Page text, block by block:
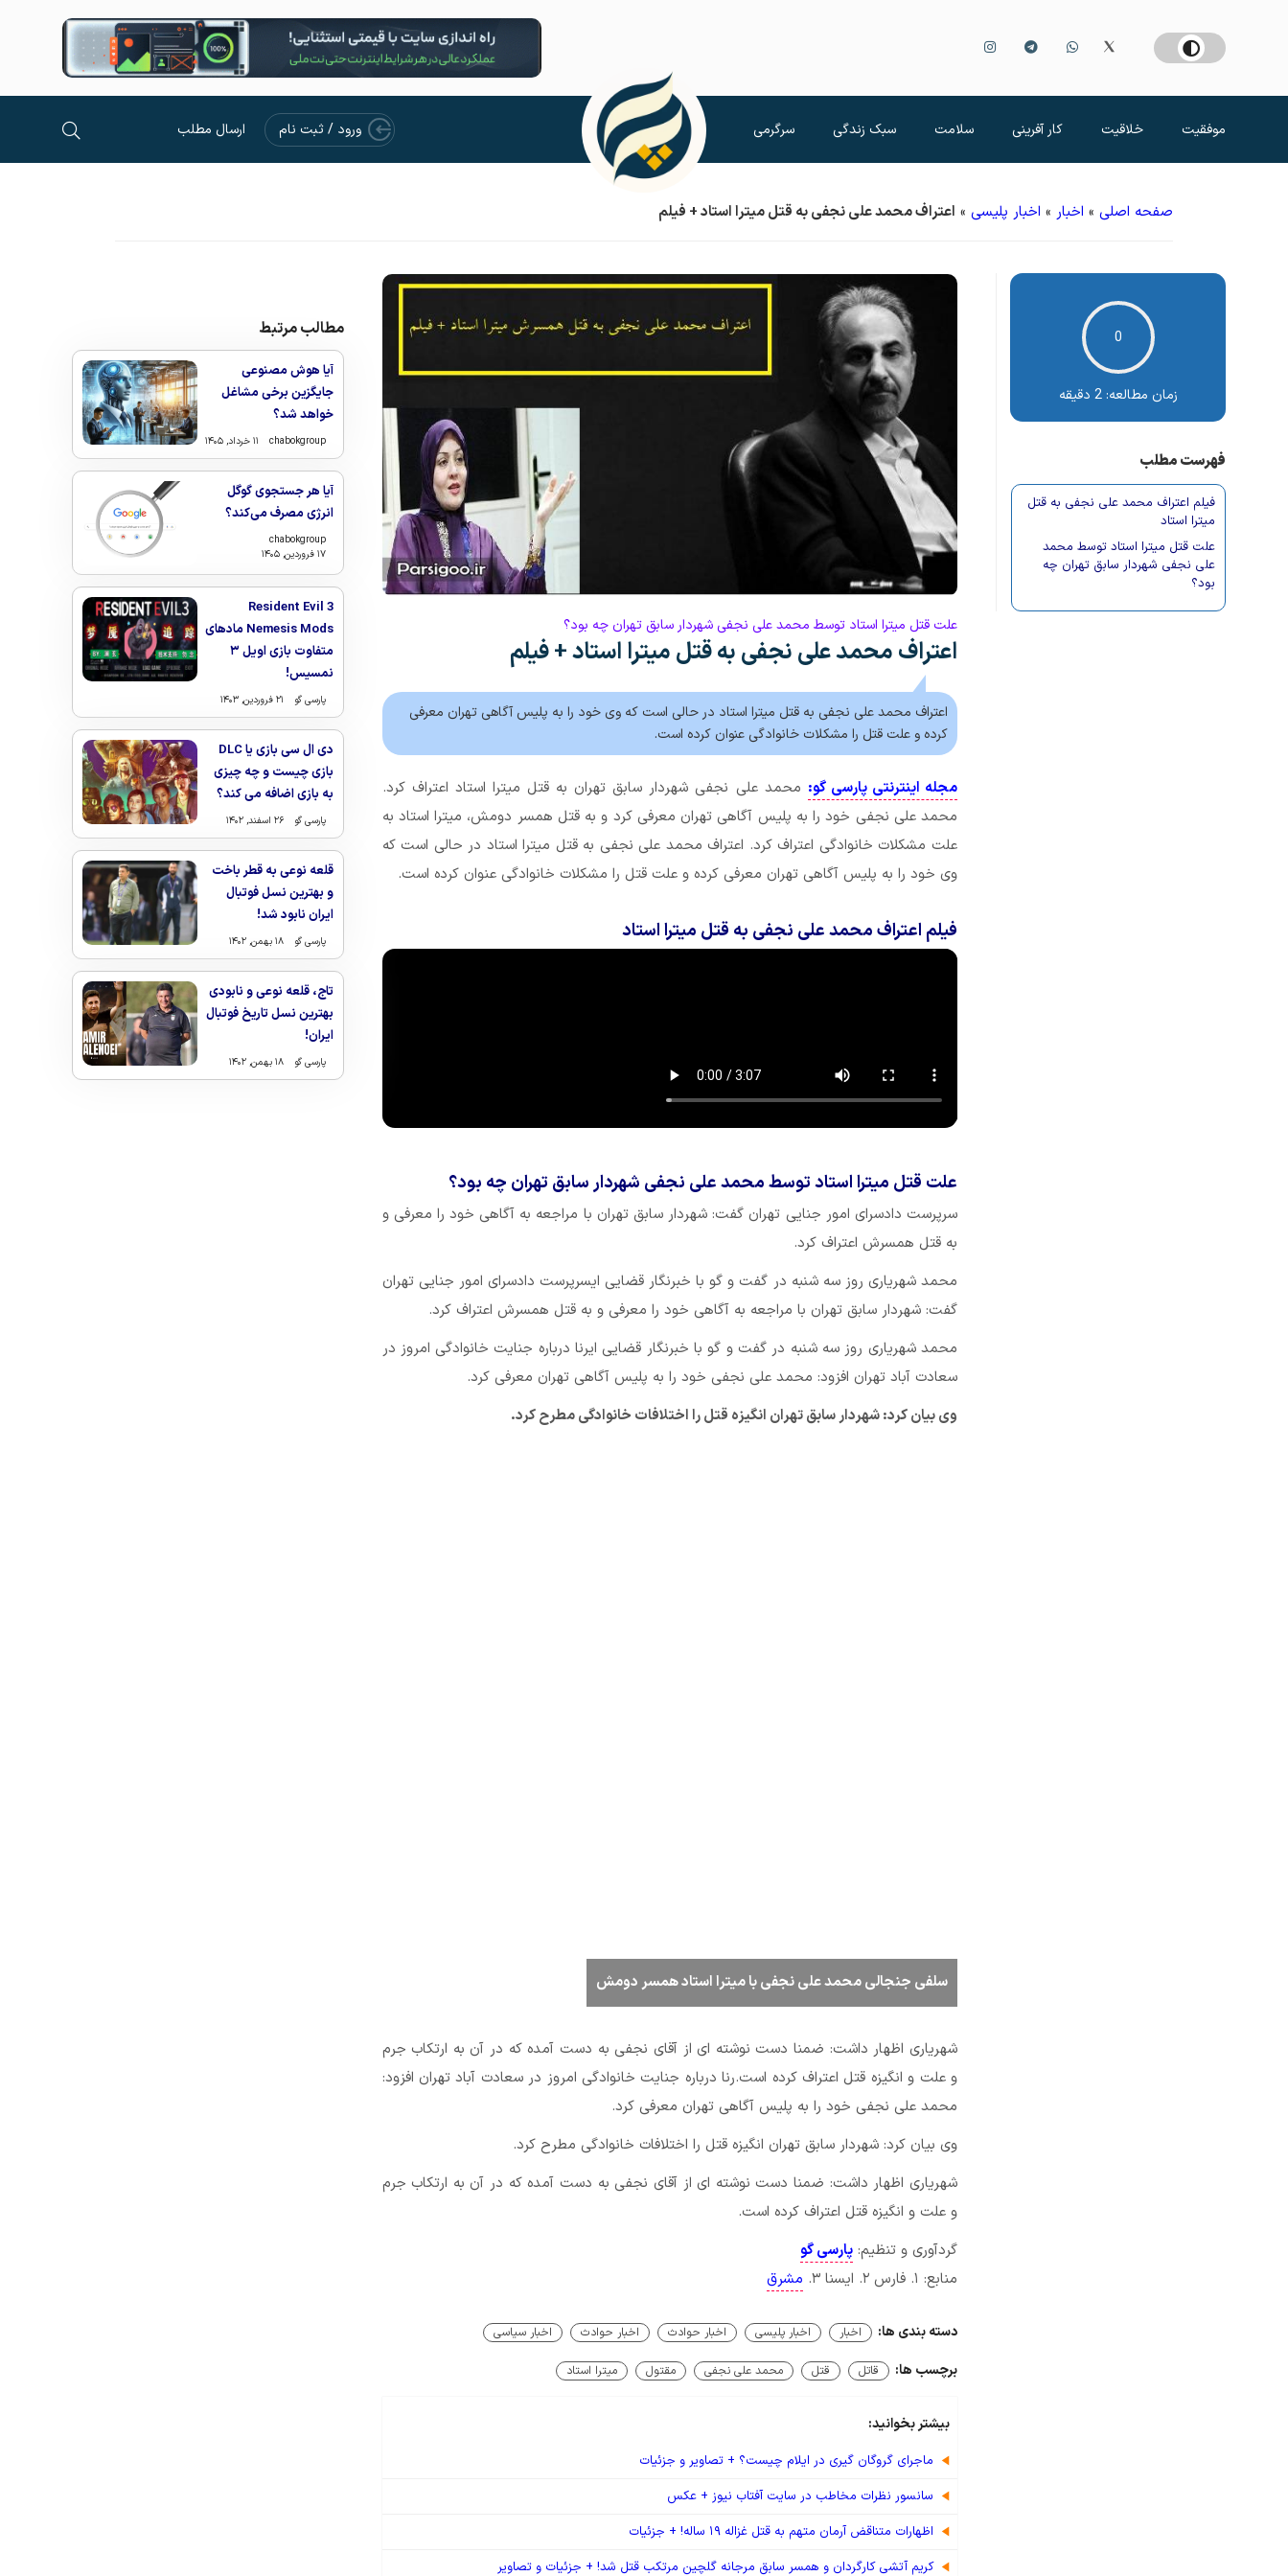
موفقیت خلاقیت کار آفرینی سلامت سبک زندگی سرگرمی ورود / ثبت نام ارسال مطلب
صفحه اصلی » اخبار » اخبار پلیسی » اعتراف محمد علی نجفی به قتل میترا استاد + فیلم
علت قتل میترا استاد توسط محمد علی نجفی شهردار سابق تهران چه بود؟
اعتراف محمد علی نجفی به قتل میترا استاد + فیلم
اعتراف محمد علی نجفی به قتل میترا استاد در حالی است که وی خود را به پلیس آگاهی تهران معرفی
کرده و علت قتل را مشکلات خانوادگی عنوان کرده است.
مجله اینترنتی پارسی گو: محمد علی نجفی شهردار سابق تهران به قتل میترا استاد اعتراف کرد.
محمد علی نجفی خود را به پلیس آگاهی تهران معرفی کرد و به قتل همسر دومش، میترا استاد به
علت مشکلات خانوادگی اعتراف کرد. اعتراف محمد علی نجفی به قتل میترا استاد در حالی است که
وی خود را به پلیس آگاهی تهران معرفی کرده و علت قتل را مشکلات خانوادگی عنوان کرده است.
فیلم اعتراف محمد علی نجفی به قتل میترا استاد
علت قتل میترا استاد توسط محمد علی نجفی شهردار سابق تهران چه بود؟
سرپرست دادسرای امور جنایی تهران گفت: شهردار سابق تهران با مراجعه به آگاهی خود را معرفی و
به قتل همسرش اعتراف کرد.
محمد شهریاری روز سه شنبه در گفت و گو با خبرنگار قضایی ایسرپرست دادسرای امور جنایی تهران
گفت: شهردار سابق تهران با مراجعه به آگاهی خود را معرفی و به قتل همسرش اعتراف کرد.
محمد شهریاری روز سه شنبه در گفت و گو با خبرنگار قضایی ایرنا درباره جنایت خانوادگی امروز در
سعادت آباد تهران افزود: محمد علی نجفی خود را به پلیس آگاهی تهران معرفی کرد.
وی بیان کرد: شهردار سابق تهران انگیزه قتل را اختلافات خانوادگی مطرح کرد.
سلفی جنجالی محمد علی نجفی با میترا استاد همسر دومش
شهریاری اظهار داشت: ضمنا دست نوشته ای از آقای نجفی به دست آمده که در آن به ارتکاب جرم
و علت و انگیزه قتل اعتراف کرده است.رنا درباره جنایت خانوادگی امروز در سعادت آباد تهران افزود:
محمد علی نجفی خود را به پلیس آگاهی تهران معرفی کرد.
وی بیان کرد: شهردار سابق تهران انگیزه قتل را اختلافات خانوادگی مطرح کرد.
شهریاری اظهار داشت: ضمنا دست نوشته ای از آقای نجفی به دست آمده که در آن به ارتکاب جرم
و علت و انگیزه قتل اعتراف کرده است.
گردآوری و تنظیم: پارسی گو
منابع: ۱. فارس ۲. ایسنا ۳.
مشرق
0
زمان مطالعه:2 دقیقه
فهرست مطلب
فیلم اعتراف محمد علی نجفی به قتل
میترا استاد
علت قتل میترا استاد توسط محمد
علی نجفی شهردار سابق تهران چه
بود؟
دسته بندی ها: اخبار اخبار پلیسی اخبار حوادث اخبار حوادث اخبار سیاسی
برچسب ها: قاتل قتل محمد علی نجفی مقتول میترا استاد
بیشتر بخوانید:
ماجرای گروگان گیری در ایلام چیست؟ + تصاویر و جزئیات
سانسور نظرات مخاطب در سایت آفتاب نیوز + عکس
اظهارات متناقض آرمان متهم به قتل غزاله ۱۹ ساله! + جزئیات
کریم آتشی کارگردان و همسر سابق مرجانه گلچین مرتکب قتل شد! + جزئیات و تصاویر
مطالب مرتبط
آیا هوش مصنوعی
جایگزین برخی مشاغل
خواهد شد؟
chabokgroup ۱۱ خرداد, ۱۴۰۵
آیا هر جستجوی گوگل
انرژی مصرف می‌کند؟
chabokgroup
۱۷ فروردین, ۱۴۰۵
Resident Evil 3
Nemesis Mods مادهای
متفاوت بازی اویل ۳
نمسیس!
پارسی گو ۲۱ فروردین, ۱۴۰۳
دی ال سی بازی یا DLC
بازی چیست و چه چیزی
به بازی اضافه می کند؟
پارسی گو ۲۶ اسفند, ۱۴۰۲
قلعه نوعی به قطر باخت
و بهترین نسل فوتبال
ایران نابود شد!
پارسی گو ۱۸ بهمن, ۱۴۰۲
تاج، قلعه نوعی و نابودی
بهترین نسل تاریخ فوتبال
ایران!
پارسی گو ۱۸ بهمن, ۱۴۰۲